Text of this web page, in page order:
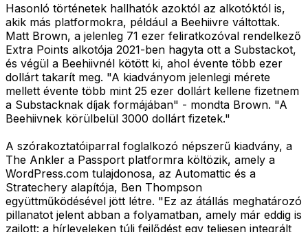
Hasonló történetek hallhatók azoktól az alkotóktól is,
akik más platformokra, például a Beehiivre váltottak.
Matt Brown, a jelenleg 71 ezer feliratkozóval rendelkező
Extra Points alkotója 2021-ben hagyta ott a Substackot,
és végül a Beehiivnél kötött ki, ahol évente több ezer
dollárt takarít meg. "A kiadványom jelenlegi mérete
mellett évente több mint 25 ezer dollárt kellene fizetnem
a Substacknak díjak formájában" - mondta Brown. "A
Beehiivnek körülbelül 3000 dollárt fizetek."
A szórakoztatóiparral foglalkozó népszerű kiadvány, a
The Ankler a Passport platformra költözik, amely a
WordPress.com tulajdonosa, az Automattic és a
Stratechery alapítója, Ben Thompson
együttműködésével jött létre. "Ez az átállás meghatározó
pillanatot jelent abban a folyamatban, amely már eddig is
zajlott: a hírleveleken túli fejlődést egy teljesen integrált